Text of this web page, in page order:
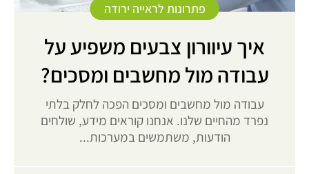
פתרונות לראייה ירודה
איך עיוורון צבעים משפיע על
עבודה מול מחשבים ומסכים?
עבודה מול מחשבים ומסכים הפכה לחלק בלתי
נפרד מהחיים שלנו. אנחנו קוראים מידע, שולחים
הודעות, משתמשים במערכות...